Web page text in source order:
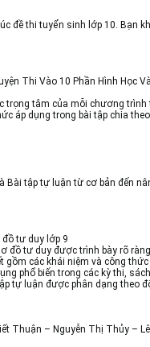
đề thi tuyển sinh lớp 10. Bạn
Thi Vào 10 Phần Hình Học
tâm của mỗi chương
áp dụng trong bài tập chia
Bài tập tự luận từ cơ bản đến
tư duy lớp 9
tư duy được trình bày rõ
gồm các khái niệm và công
phổ biến trong các kỳ thi,
tự luận được phân dạng
Thuận – Nguyễn Thị Thủy –